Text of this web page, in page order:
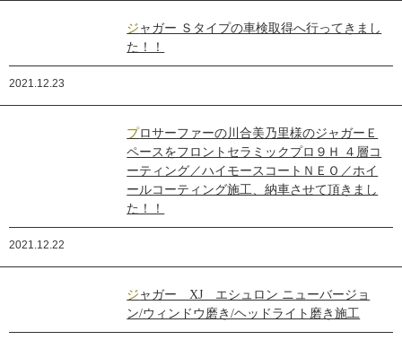
ジャガー Ｓタイプの車検取得へ行ってきまし
た！！
2021.12.23
プロサーファーの川合美乃里様のジャガーＥ
ペースをフロントセラミックプロ９Ｈ ４層コ
ーティング／ハイモースコートＮＥＯ／ホイ
ールコーティング施工、納車させて頂きまし
た！！
2021.12.22
ジャガー XJ エシュロン ニューバージョ
ン/ウィンドウ磨き/ヘッドライト磨き施工